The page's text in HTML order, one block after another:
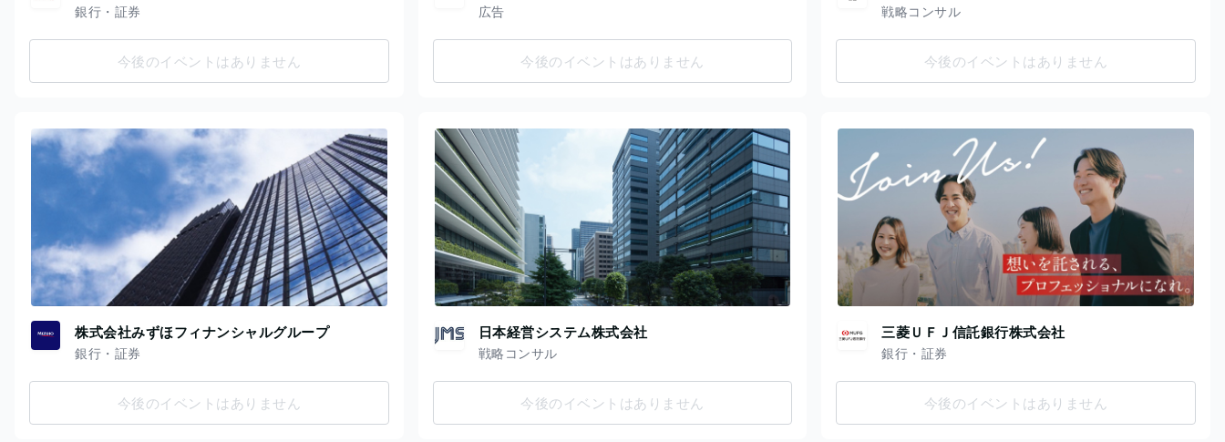
銀行・証券
今後のイベントはありません
広告
今後のイベントはありません
戦略コンサル
今後のイベントはありません
株式会社みずほフィナンシャルグループ
銀行・証券
今後のイベントはありません
日本経営システム株式会社
戦略コンサル
今後のイベントはありません
三菱ＵＦＪ信託銀行株式会社
銀行・証券
今後のイベントはありません